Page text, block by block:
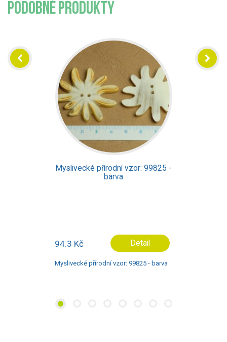
PODOBNÉ PRODUKTY
Myslivecké přírodní vzor: 99825 -
barva
94.3 Kč Detail
Myslivecké přírodní vzor: 99825 - barva